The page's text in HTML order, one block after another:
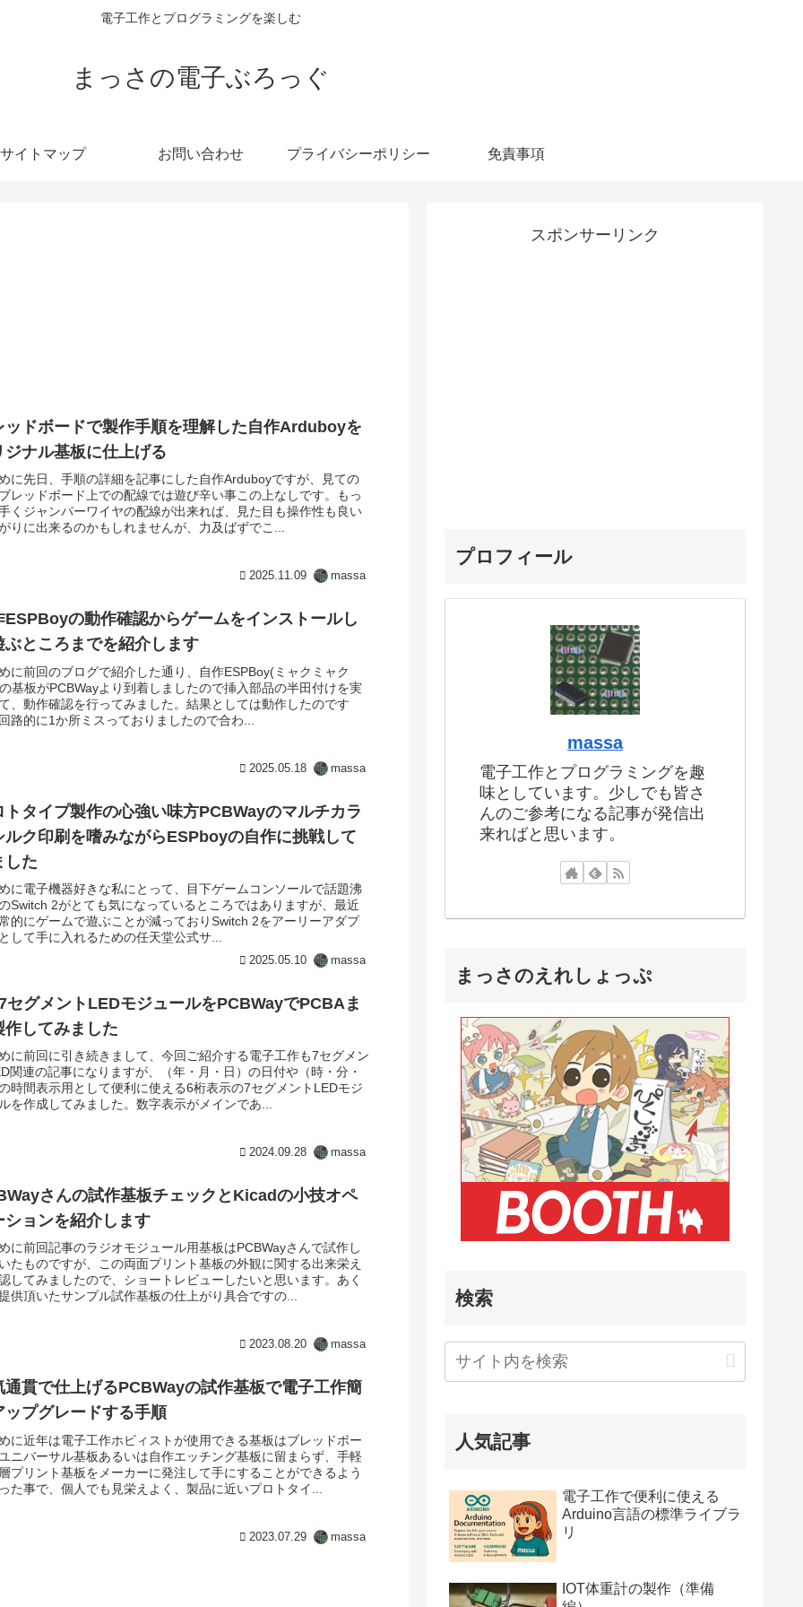
電子工作とプログラミングを楽しむ
まっさの電子ぶろっぐ
サイトマップ お問い合わせ プライバシーポリシー 免責事項
ッドボードで製作手順を理解した自作Arduboyを
ジナル基板に仕上げる
に先日、手順の詳細を記事にした自作Arduboyですが、見ての
レッドボード上での配線では遊び辛い事この上なしです。もっ
くジャンパーワイヤの配線が出来れば、見た目も操作性も良い
りに出来るのかもしれませんが、力及ばずでこ...
2025.11.09 massa
ESPBoyの動作確認からゲームをインストールし
ぶところまでを紹介します
に前回のブログで紹介した通り、自作ESPBoy(ミャクミャク
基板がPCBWayより到着しましたので挿入部品の半田付けを実
、動作確認を行ってみました。結果としては動作したのです
路的に1か所ミスっておりましたので合わ...
2025.05.18 massa
トタイプ製作の心強い味方PCBWayのマルチカラ
ルク印刷を嗜みながらESPboyの自作に挑戦して
した
に電子機器好きな私にとって、目下ゲームコンソールで話題沸
Switch 2がとても気になっているところではありますが、最近
的にゲームで遊ぶことが減っておりSwitch 2をアーリーアダプ
して手に入れるための任天堂公式サ...
2025.05.10 massa
セグメントLEDモジュールをPCBWayでPCBAま
作してみました
に前回に引き続きまして、今回ご紹介する電子工作も7セグメン
関連の記事になりますが、（年・月・日）の日付や（時・分・
時間表示用として便利に使える6桁表示の7セグメントLEDモジ
を作成してみました。数字表示がメインであ...
2024.09.28 massa
さんの試作基板チェックとKicadの小技オペ
ションを紹介します
に前回記事のラジオモジュール用基板はPCBWayさんで試作し
たものですが、この両面プリント基板の外観に関する出来栄え
してみましたので、ショートレビューしたいと思います。あく
供頂いたサンプル試作基板の仕上がり具合ですの...
2023.08.20 massa
通貫で仕上げるPCBWayの試作基板で電子工作簡
ップグレードする手順
に近年は電子工作ホビィストが使用できる基板はブレッドボー
ニバーサル基板あるいは自作エッチング基板に留まらず、手軽
プリント基板をメーカーに発注して手にすることができるよう
た事で、個人でも見栄えよく、製品に近いプロトタイ...
2023.07.29 massa
スポンサーリンク
プロフィール
massa
電子工作とプログラミングを趣
味としています。少しでも皆さ
んのご参考になる記事が発信出
来ればと思います。
まっさのえれしょっぷ
検索
人気記事
電子工作で便利に使える
Arduino言語の標準ライブラ
リ
IOT体重計の製作（準備